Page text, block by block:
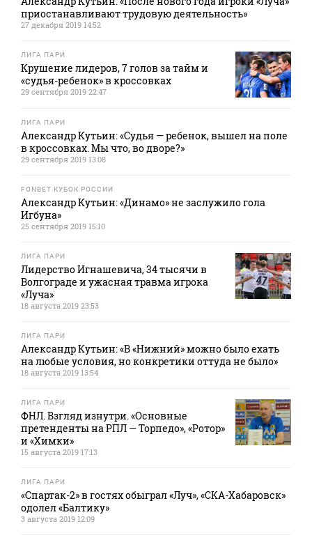
приостанавливают трудовую деятельность»
27 декабря 2019 14:52
ЛИГА ПАРИ
Крушение лидеров, 7 голов за тайм и
«судья-ребенок» в кроссовках
29 сентября 2019 22:47
ЛИГА ПАРИ
Александр Кутьин: «Судья — ребенок, вышел на поле
в кроссовках. Мы что, во дворе?»
29 сентября 2019 13:08
FONBET КУБОК РОССИИ
Александр Кутьин: «Динамо» не заслужило гола
Игбуна»
25 сентября 2019 15:10
ЛИГА ПАРИ
Лидерство Игнашевича, 34 тысячи в
Волгограде и ужасная травма игрока
«Луча»
18 августа 2019 23:53
ЛИГА ПАРИ
Александр Кутьин: «В «Нижний» можно было ехать
на любые условия, но конкретики оттуда не было»
18 августа 2019 13:54
ЛИГА ПАРИ
ФНЛ. Взгляд изнутри. «Основные
претенденты на РПЛ — Торпедо», «Ротор»
и «Химки»
15 августа 2019 17:13
ЛИГА ПАРИ
«Спартак-2» в гостях обыграл «Луч», «СКА-Хабаровск»
одолел «Балтику»
3 августа 2019 12:09